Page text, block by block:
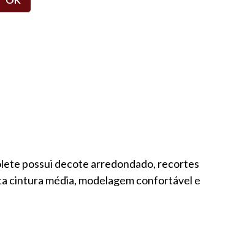
possui decote arredondado, recortes
cintura média, modelagem confortável e